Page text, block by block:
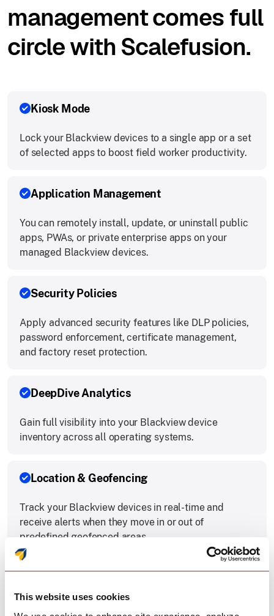
This website uses cookies
management comes full
circle with Scalefusion.
Kiosk Mode
Lock your Blackview devices to a single app or a set
of selected apps to boost field worker productivity.
Application Management
You can remotely install, update, or uninstall public
apps, PWAs, or private enterprise apps on your
managed Blackview devices.
Security Policies
Apply advanced security features like DLP policies,
password enforcement, certificate management,
and factory reset protection.
DeepDive Analytics
Gain full visibility into your Blackview device
inventory across all operating systems.
Location & Geofencing
Track your Blackview devices in real-time and
receive alerts when they move in or out of
predefined geofenced areas.